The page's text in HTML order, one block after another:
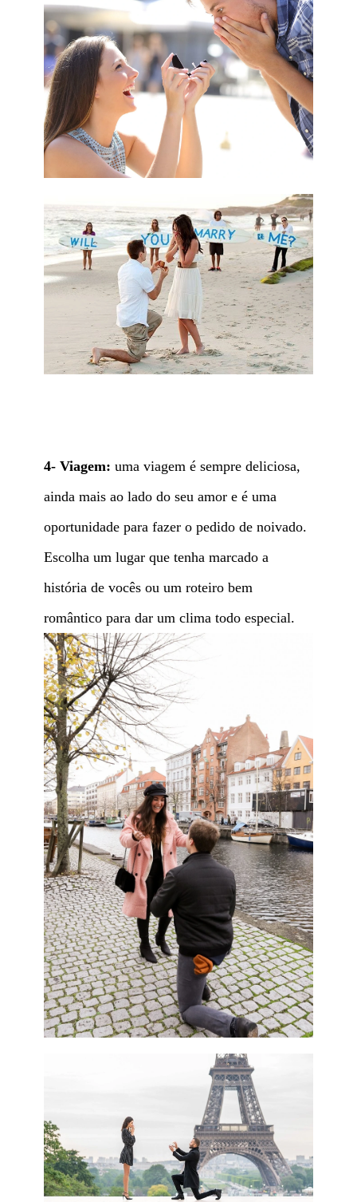
4- Viagem: uma viagem é sempre deliciosa,
ainda mais ao lado do seu amor e é uma
oportunidade para fazer o pedido de noivado.
Escolha um lugar que tenha marcado a
história de vocês ou um roteiro bem
romântico para dar um clima todo especial.